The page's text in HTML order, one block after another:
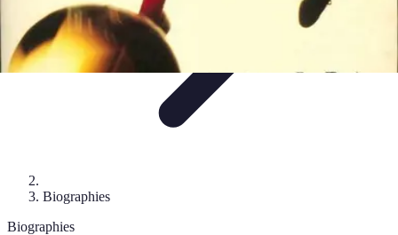
Biographies
Biographies